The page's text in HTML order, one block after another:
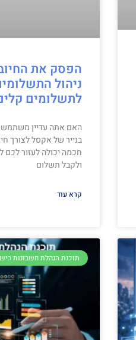
הפסק את
ניהול
לתשלומים
האם אתה עדיין משתמש
בנייר של אקסל לצורך
חכמה יכולה לעזור לכם
ולקבל תשלום
קרא עוד
תוכנת הנהלת חשבונות